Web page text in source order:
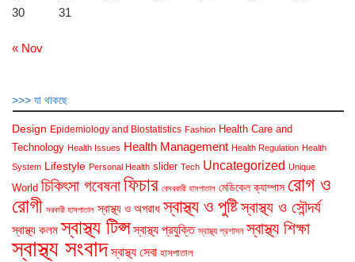
30
31
« Nov
>>> যা থাকছে
Design Epidemiology and Biostatistics Fashion Health Care and
Technology Health Issues Health Management Health Regulation Health
System Lifestyle Personal Health slider Tech Uncategorized Unique
World চিকিৎসা গবেষনাফিচার বেসরকারী হাসপাতাল মেডিকেল ক্যাম্পাস রোগ ও
রোগী সরকারী হাসপাতাল স্বাস্থ্য ও অপরাধ স্বাস্থ্য ও পুষ্টিস্বাস্থ্য ও সৌন্দর্য
স্বাস্থ্য কলম স্বাস্থ্য টিপ্স স্বাস্থ্য প্রযুক্তি স্বাস্থ্য প্রশাসন স্বাস্থ্য শিক্ষা
স্বাস্থ্য সংবাদ স্বাস্থ্য সেবা হাসপাতাল